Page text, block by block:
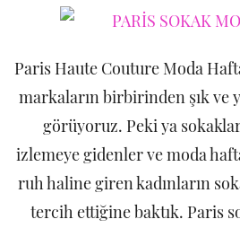
Paris Haute Couture Moda
markaların birbirinden şık ve
görüyoruz. Peki ya
izlemeye gidenler ve moda
ruh haline giren kadınların
tercih ettiğine baktık. Paris